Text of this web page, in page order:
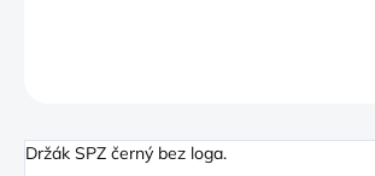
Držák SPZ černý bez loga.